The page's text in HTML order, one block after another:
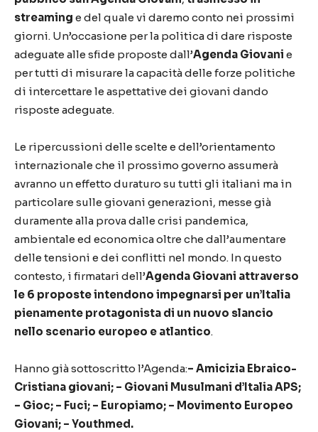
streaming e del quale vi daremo conto nei prossimi
giorni. Un’occasione per la politica di dare risposte
adeguate alle sfide proposte dall’Agenda Giovani e
per tutti di misurare la capacità delle forze politiche
di intercettare le aspettative dei giovani dando
risposte adeguate.
Le ripercussioni delle scelte e dell’orientamento
internazionale che il prossimo governo assumerà
avranno un effetto duraturo su tutti gli italiani ma in
particolare sulle giovani generazioni, messe già
duramente alla prova dalle crisi pandemica,
ambientale ed economica oltre che dall’aumentare
delle tensioni e dei conflitti nel mondo. In questo
contesto, i firmatari dell’Agenda Giovani attraverso
le 6 proposte intendono impegnarsi per un’Italia
pienamente protagonista di un nuovo slancio
nello scenario europeo e atlantico.
Hanno già sottoscritto l’Agenda:– Amicizia Ebraico-
Cristiana giovani; – Giovani Musulmani d’Italia APS;
– Gioc; – Fuci; – Europiamo; – Movimento Europeo
Giovani; – Youthmed.